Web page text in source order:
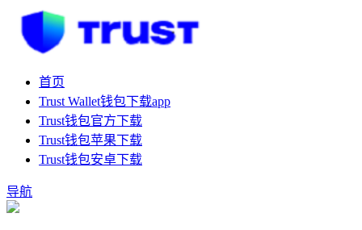
首页
Trust Wallet钱包下载app
Trust钱包官方下载
Trust钱包苹果下载
Trust钱包安卓下载
导航